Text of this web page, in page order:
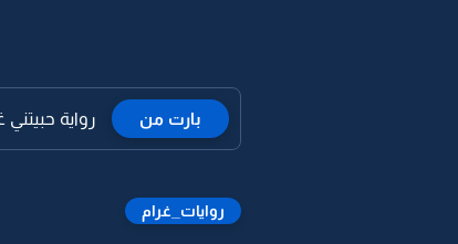
بارت من رواية
روايات_غرام